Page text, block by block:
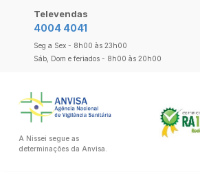
Televendas
4004 4041
Seg a Sex - 8h00 às 23h00
Sáb, Dom e feriados - 8h00 às 20h00
A Nissei segue as
determinações da Anvisa.